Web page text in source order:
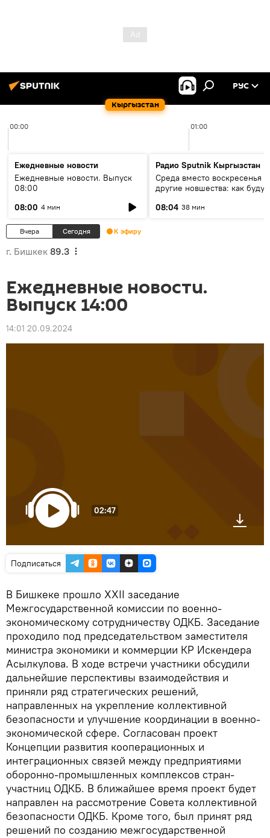
Кыргызстан
РУС
00:00 01:00
Ежедневные новости
Ежедневные новости. Выпуск
08:00
08:00 4 мин
Радио Sputnik Кыргызстан
Среда вместо воскресенья и
другие новшества: как будут
08:04 38 мин
Вчера Сегодня К эфиру
г. Бишкек 89.3
Ежедневные новости.
Выпуск 14:00
14:01 20.09.2024
02:47
Подписаться
В Бишкеке прошло XXII заседание
Межгосударственной комиссии по военно-
экономическому сотрудничеству ОДКБ. Заседание
проходило под председательством заместителя
министра экономики и коммерции КР Искендера
Асылкулова. В ходе встречи участники обсудили
дальнейшие перспективы взаимодействия и
приняли ряд стратегических решений,
направленных на укрепление коллективной
безопасности и улучшение координации в военно-
экономической сфере. Согласован проект
Концепции развития кооперационных и
интеграционных связей между предприятиями
оборонно-промышленных комплексов стран-
участниц ОДКБ. В ближайшее время проект будет
направлен на рассмотрение Совета коллективной
безопасности ОДКБ. Кроме того, был принят ряд
решений по созданию межгосударственной